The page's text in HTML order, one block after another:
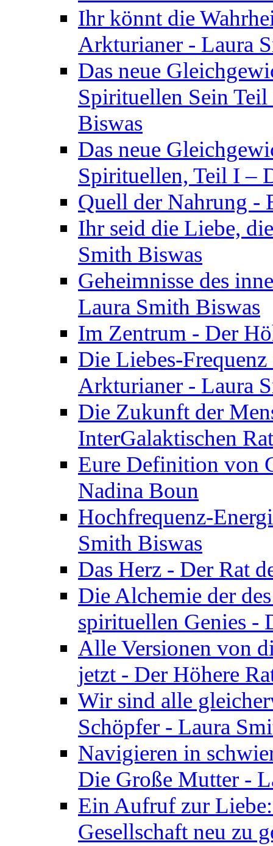
Ihr könnt die
Arkturianer - Laura
Das neue
Spirituellen Sein
Biswas
Das neue
Spirituellen, Teil I –
Quell der Nahrung -
Ihr seid die Liebe,
Smith Biswas
Geheimnisse des
Laura Smith Biswas
Im Zentrum - Der
Die Liebes-
Arkturianer - Laura
Die Zukunft der
InterGalaktischen
Eure Definition von
Nadina Boun
Hochfrequenz-
Smith Biswas
Das Herz - Der Rat
Die Alchemie der
spirituellen Genies -
Alle Versionen von
jetzt - Der Höhere
Wir sind alle
Schöpfer - Laura
Navigieren in
Die Große Mutter -
Ein Aufruf zur
Gesellschaft neu zu